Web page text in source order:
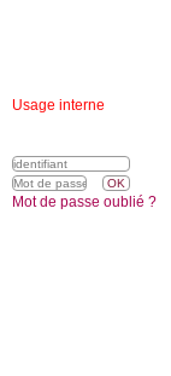
Usage interne
Mot de passe oublié ?